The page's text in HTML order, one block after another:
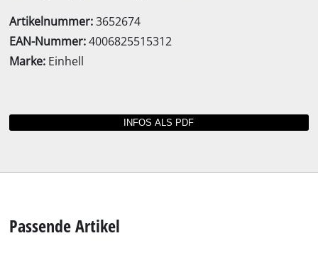
Artikelnummer:3652674
EAN-Nummer:4006825515312
Marke: Einhell
Passende Artikel